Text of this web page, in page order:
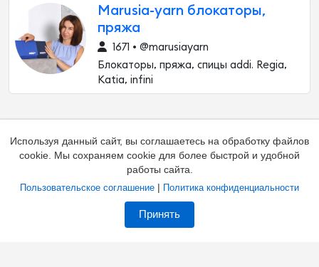
Marusia-yarn блокаторы,
пряжа
1671 • @marusiayarn
Блокаторы, пряжа, спицы addi. Regia,
Katia, infini
Контакты
Используя данный сайт, вы соглашаетесь на обработку файлов
cookie. Мы сохраняем cookie для более быстрой и удобной
работы сайта.
Пользовательское соглашение | Политика конфиденциальности
Принять